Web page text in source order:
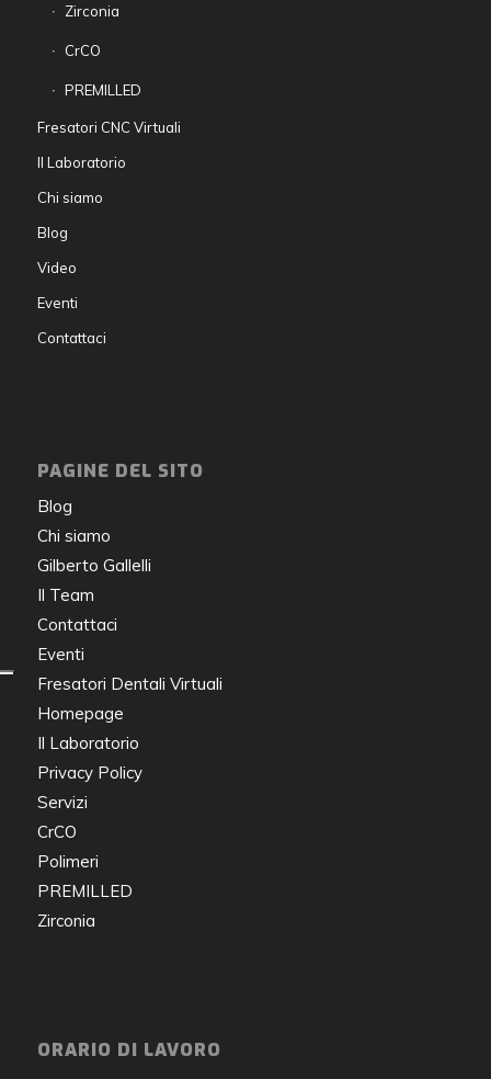
Zirconia
CrCO
PREMILLED
Fresatori CNC Virtuali
Il Laboratorio
Chi siamo
Blog
Video
Eventi
Contattaci
PAGINE DEL SITO
Blog
Chi siamo
Gilberto Gallelli
Il Team
Contattaci
Eventi
Fresatori Dentali Virtuali
Homepage
Il Laboratorio
Privacy Policy
Servizi
CrCO
Polimeri
PREMILLED
Zirconia
ORARIO DI LAVORO